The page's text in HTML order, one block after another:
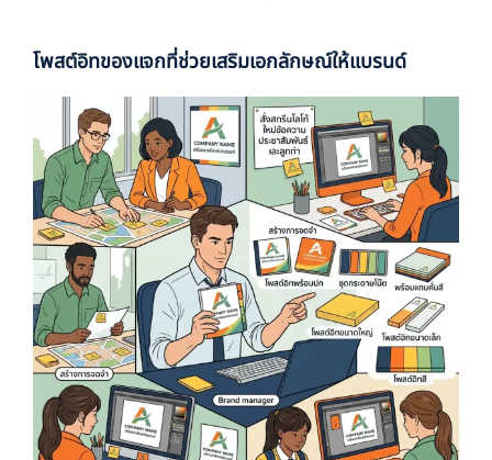
โพสต์อิทของแจกที่ช่วยเสริมเอกลักษณ์ให้แบรนด์